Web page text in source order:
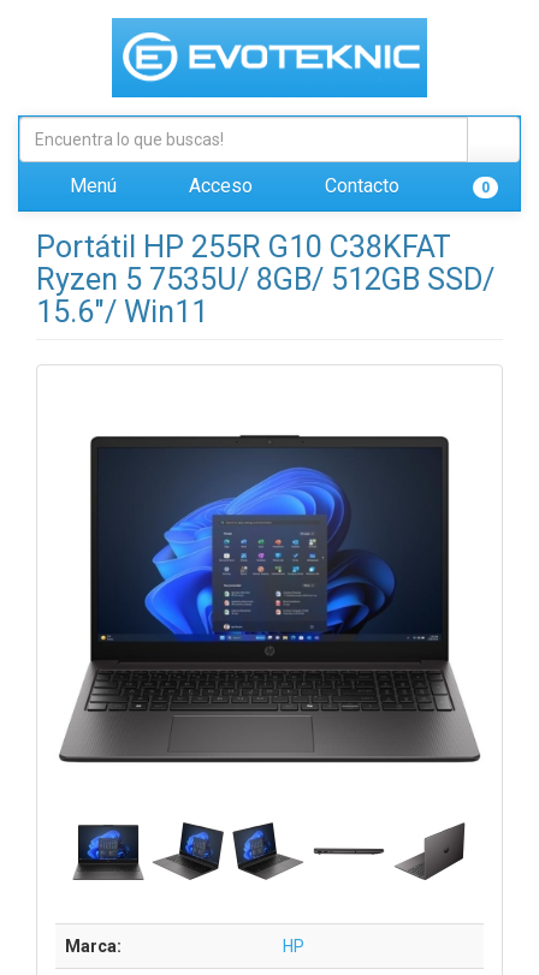
Menú Acceso Contacto 0
Portátil HP 255R G10 C38KFAT
Ryzen 5 7535U/ 8GB/ 512GB SSD/
15.6"/ Win11
Marca: HP